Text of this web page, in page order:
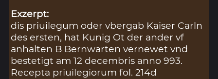
Exzerpt:
dis priuilegum oder vbergab Kaiser Carln
des ersten, hat Kunig Ot der ander vf
anhalten B Bernwarten vernewet vnd
bestetigt am 12 decembris anno 993.
Recepta priuilegiorum fol. 214d